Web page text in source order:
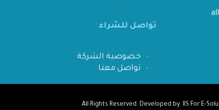
تواصل للشراء
خصوصية الشركة
تواصل معنا
IIS For E-